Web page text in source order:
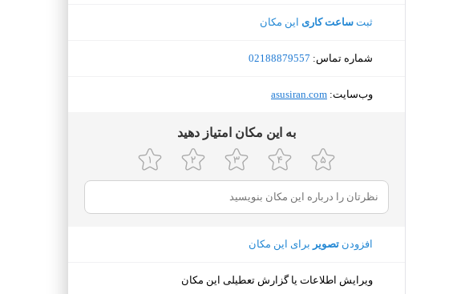
ثبتساعت کاریاین مکان
شماره تماس:‎02188879557
وب‌سایت: ‎asusiran.com
ﺑﻪ اﯾﻦ ﻣﮑﺎن اﻣﺘﯿﺎز دﻫﯿﺪ
افزودن تصویربرای این مکان
ویرایش اطلاعات یا گزارش تعطیلی این مکان